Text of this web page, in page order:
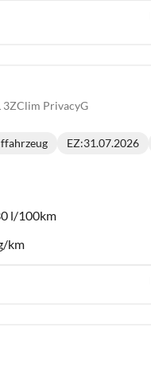
3ZClim PrivacyG
EZ:31.07.2026
l/100km
km